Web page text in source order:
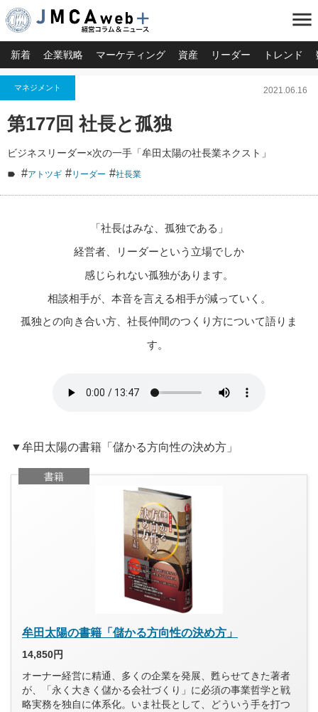
menu
新着 企業戦略 マーケティング 資産 リーダー トレンド
マネジメント 2021.06.16
第177回 社長と孤独
ビジネスリーダー×次の一手「牟田太陽の社長業ネクスト」
#アトツギ #リーダー #社長業
「社長はみな、孤独である」
経営者、リーダーという立場でしか
感じられない孤独があります。
相談相手が、本音を言える相手が減っていく。
孤独との向き合い方、社長仲間のつくり方について語りま
す。
▼牟田太陽の書籍「儲かる方向性の決め方」
書籍
牟田太陽の書籍「儲かる方向性の決め方」
14,850円
オーナー経営に精通、多くの企業を発展、甦らせてきた著者
が、「永く大きく儲かる会社づくり」に必須の事業哲学と戦
略実務を独自に体系化。いま社長として、どういう手を打つ